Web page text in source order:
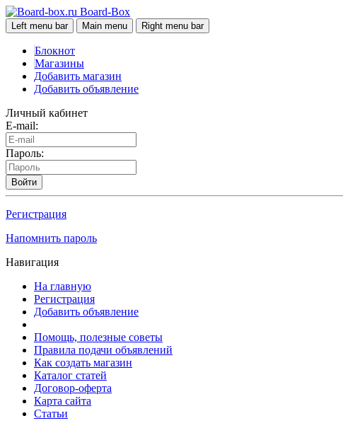
Board-Box
Left menu bar Main menu Right menu bar
Блокнот
Магазины
Добавить магазин
Добавить объявление
Личный кабинет
E-mail:
Пароль:
Войти
Регистрация
Напомнить пароль
Навигация
На главную
Регистрация
Добавить объявление
Помощь, полезные советы
Правила подачи объявлений
Как создать магазин
Каталог статей
Договор-оферта
Карта сайта
Статьи